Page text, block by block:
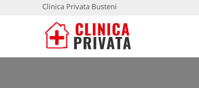
Clinica Privata Busteni